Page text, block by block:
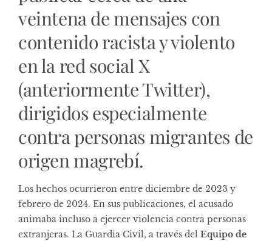
veintena de mensajes con
contenido racista y violento
en la red social X
(anteriormente Twitter),
dirigidos especialmente
contra personas migrantes de
origen magrebí.
Los hechos ocurrieron entre diciembre de 2023 y
febrero de 2024. En sus publicaciones, el acusado
animaba incluso a ejercer violencia contra personas
extranjeras. La Guardia Civil, a través del Equipo de